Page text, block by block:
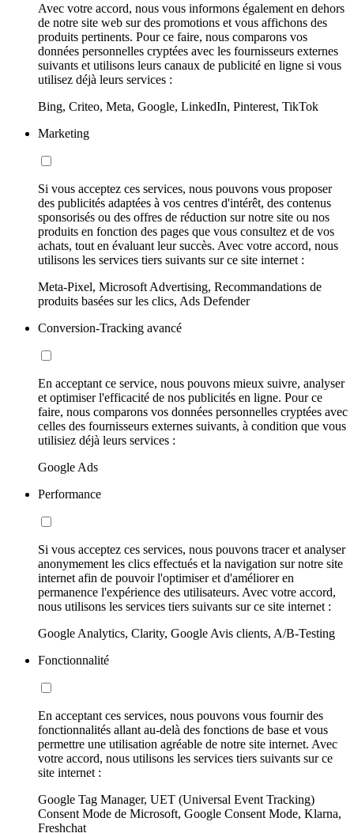
Avec votre accord, nous vous informons également en dehors
de notre site web sur des promotions et vous affichons des
produits pertinents. Pour ce faire, nous comparons vos
données personnelles cryptées avec les fournisseurs externes
suivants et utilisons leurs canaux de publicité en ligne si vous
utilisez déjà leurs services :
Bing, Criteo, Meta, Google, LinkedIn, Pinterest, TikTok
Marketing
Si vous acceptez ces services, nous pouvons vous proposer
des publicités adaptées à vos centres d'intérêt, des contenus
sponsorisés ou des offres de réduction sur notre site ou nos
produits en fonction des pages que vous consultez et de vos
achats, tout en évaluant leur succès. Avec votre accord, nous
utilisons les services tiers suivants sur ce site internet :
Meta-Pixel, Microsoft Advertising, Recommandations de
produits basées sur les clics, Ads Defender
Conversion-Tracking avancé
En acceptant ce service, nous pouvons mieux suivre, analyser
et optimiser l'efficacité de nos publicités en ligne. Pour ce
faire, nous comparons vos données personnelles cryptées avec
celles des fournisseurs externes suivants, à condition que vous
utilisiez déjà leurs services :
Google Ads
Performance
Si vous acceptez ces services, nous pouvons tracer et analyser
anonymement les clics effectués et la navigation sur notre site
internet afin de pouvoir l'optimiser et d'améliorer en
permanence l'expérience des utilisateurs. Avec votre accord,
nous utilisons les services tiers suivants sur ce site internet :
Google Analytics, Clarity, Google Avis clients, A/B-Testing
Fonctionnalité
En acceptant ces services, nous pouvons vous fournir des
fonctionnalités allant au-delà des fonctions de base et vous
permettre une utilisation agréable de notre site internet. Avec
votre accord, nous utilisons les services tiers suivants sur ce
site internet :
Google Tag Manager, UET (Universal Event Tracking)
Consent Mode de Microsoft, Google Consent Mode, Klarna,
Freshchat